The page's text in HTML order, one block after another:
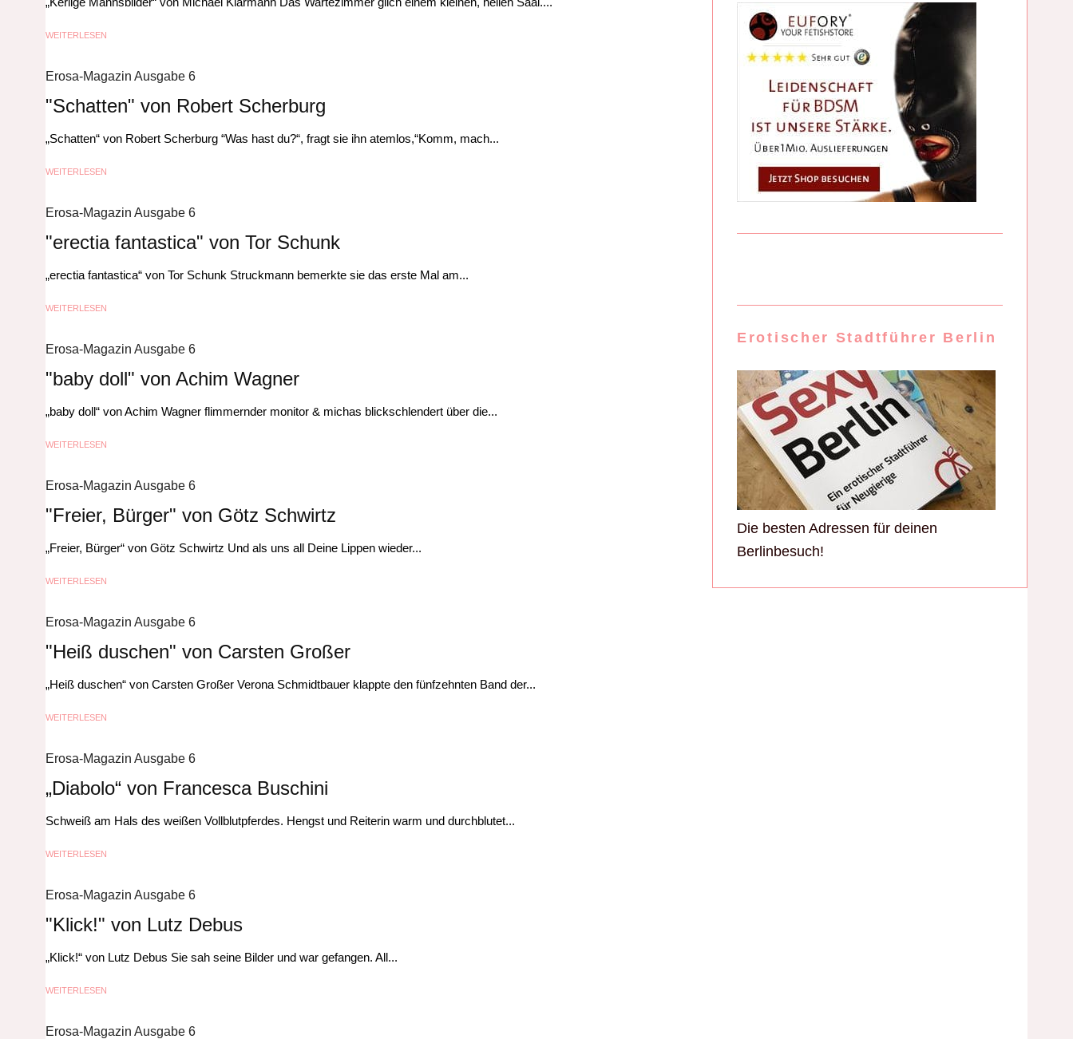
WEITERLESEN
Erosa-Magazin Ausgabe 6
"Schatten" von Robert Scherburg
„Schatten“ von Robert Scherburg “Was hast du?“, fragt sie ihn atemlos,“Komm, mach...
WEITERLESEN
Erosa-Magazin Ausgabe 6
"erectia fantastica" von Tor Schunk
„erectia fantastica“ von Tor Schunk Struckmann bemerkte sie das erste Mal am...
WEITERLESEN
Erosa-Magazin Ausgabe 6
"baby doll" von Achim Wagner
„baby doll“ von Achim Wagner flimmernder monitor & michas blickschlendert über die...
WEITERLESEN
Erosa-Magazin Ausgabe 6
"Freier, Bürger" von Götz Schwirtz
„Freier, Bürger“ von Götz Schwirtz Und als uns all Deine Lippen wieder...
WEITERLESEN
Erosa-Magazin Ausgabe 6
"Heiß duschen" von Carsten Großer
„Heiß duschen“ von Carsten Großer Verona Schmidtbauer klappte den fünfzehnten Band der...
WEITERLESEN
Erosa-Magazin Ausgabe 6
„Diabolo“ von Francesca Buschini
Schweiß am Hals des weißen Vollblutpferdes. Hengst und Reiterin warm und durchblutet...
WEITERLESEN
Erosa-Magazin Ausgabe 6
"Klick!" von Lutz Debus
„Klick!“ von Lutz Debus Sie sah seine Bilder und war gefangen. All...
WEITERLESEN
Erosa-Magazin Ausgabe 6
Erotischer Stadtführer Berlin
Die besten Adressen für deinen
Berlinbesuch!